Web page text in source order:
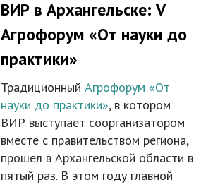
ВИР в Архангельске: V
Агрофорум «От науки до
практики»
ТрадиционныйАгрофорум «От
науки до практики», в котором
ВИР выступает соорганизатором
вместе с правительством региона,
прошел в Архангельской области в
пятый раз. В этом году главной